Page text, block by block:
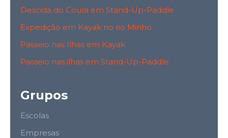
Descida do Coura em Stand-Up-Paddle
Expedição em Kayak no rio Minho
Passeio nas Ilhas em Kayak
Passeio nas ilhas em Stand-Up-Paddle
Grupos
Escolas
Empresas